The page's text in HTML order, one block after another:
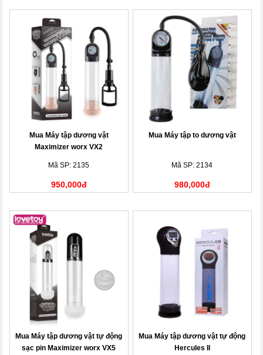
Mua Máy tập dương vật
Maximizer worx VX2
Mã SP: 2135
950,000đ
Mua Máy tập to dương vật
Mã SP: 2134
980,000đ
Mua Máy tập dương vật tự động
sạc pin Maximizer worx VX5
Mua Máy tập dương vật tự động
Hercules II